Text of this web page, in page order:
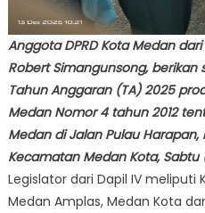
Anggota DPRD Kota Medan
Robert Simangunsong, berikan
Tahun Anggaran (TA) 2025
Medan Nomor 4 tahun 2012
Medan di Jalan Pulau Harapan,
Kecamatan Medan Kota,
Legislator dari Dapil IV
Medan Amplas, Medan Kota